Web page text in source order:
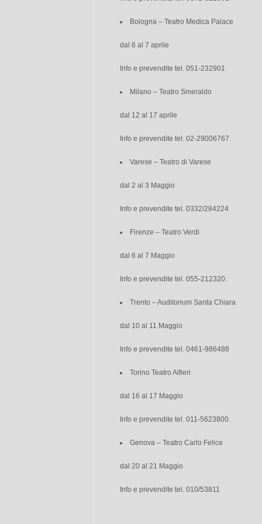
Bologna – Teatro Medica Palace
dal 6 al 7 aprile
Info e prevendite tel. 051-232901
Milano – Teatro Smeraldo
dal 12 al 17 aprile
Info e prevendite tel. 02-29006767.
Varese – Teatro di Varese
dal 2 al 3 Maggio
Info e prevendite tel. 0332/284224
Firenze – Teatro Verdi
dal 6 al 7 Maggio
Info e prevendite tel. 055-212320.
Trento – Auditorium Santa Chiara
dal 10 al 11 Maggio
Info e prevendite tel. 0461-986488
Torino Teatro Alfieri
dal 16 al 17 Maggio
Info e prevendite tel. 011-5623800.
Genova – Teatro Carlo Felice
dal 20 al 21 Maggio
Info e prevendite tel. 010/53811